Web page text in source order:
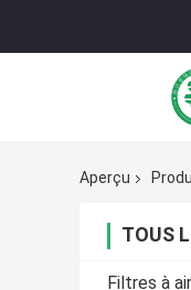
Aperçu
TOUS
Filtres à